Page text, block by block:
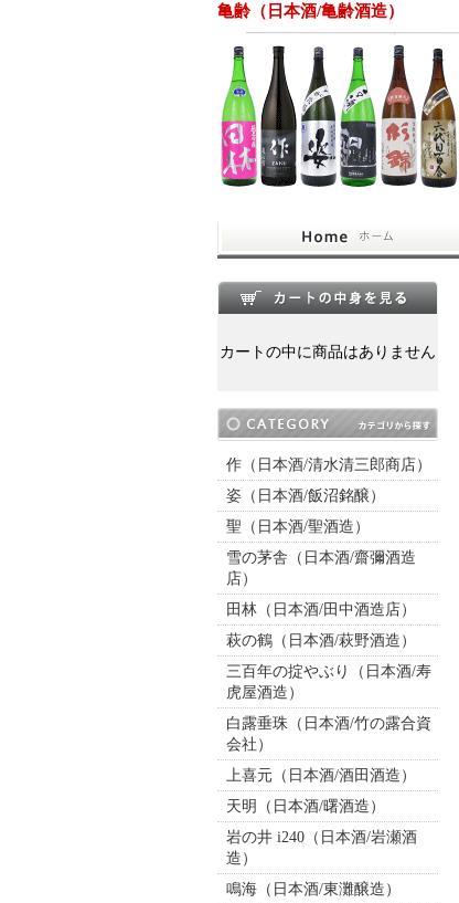
亀齢（日本酒/亀齢酒造）
カートの中に商品はありません
作（日本酒/清水清三郎商店）
姿（日本酒/飯沼銘醸）
聖（日本酒/聖酒造）
雪の茅舎（日本酒/齋彌酒造
店）
田林（日本酒/田中酒造店）
萩の鶴（日本酒/萩野酒造）
三百年の掟やぶり（日本酒/寿
虎屋酒造）
白露垂珠（日本酒/竹の露合資
会社）
上喜元（日本酒/酒田酒造）
天明（日本酒/曙酒造）
岩の井 i240（日本酒/岩瀬酒
造）
鳴海（日本酒/東灘醸造）